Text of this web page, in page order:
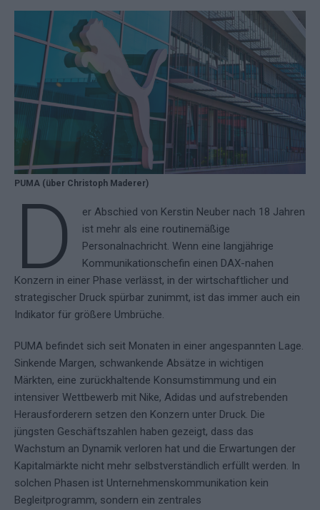
PUMA (über Christoph Maderer)
D
er Abschied von Kerstin Neuber nach 18 Jahren
ist mehr als eine routinemäßige
Personalnachricht. Wenn eine langjährige
Kommunikationschefin einen DAX-nahen
Konzern in einer Phase verlässt, in der wirtschaftlicher und
strategischer Druck spürbar zunimmt, ist das immer auch ein
Indikator für größere Umbrüche.
PUMA befindet sich seit Monaten in einer angespannten Lage.
Sinkende Margen, schwankende Absätze in wichtigen
Märkten, eine zurückhaltende Konsumstimmung und ein
intensiver Wettbewerb mit Nike, Adidas und aufstrebenden
Herausforderern setzen den Konzern unter Druck. Die
jüngsten Geschäftszahlen haben gezeigt, dass das
Wachstum an Dynamik verloren hat und die Erwartungen der
Kapitalmärkte nicht mehr selbstverständlich erfüllt werden. In
solchen Phasen ist Unternehmenskommunikation kein
Begleitprogramm, sondern ein zentrales